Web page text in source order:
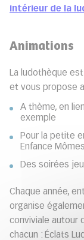
intérieur de la
Animations
La ludothèque
et vous propose
A thème, en
exemple
Pour la petite
Enfance
Des soirées
Chaque année,
organise
conviviale autour
chacun : Éclats